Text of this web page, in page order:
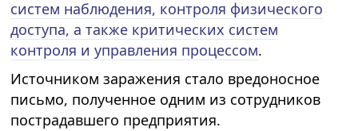
систем наблюдения, контроля физического
доступа, а также критических систем
контроля и управления процессом.
Источником заражения стало вредоносное
письмо, полученное одним из сотрудников
пострадавшего предприятия.